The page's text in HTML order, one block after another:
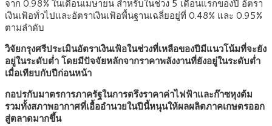
จาก 0.98% ในเดือนเมษายน สำหรับในช่วง 5 เดือนแรกของปี อัตรา
เงินเฟ้อทั่วไปและอัตราเงินเฟ้อพื้นฐานเฉลี่ยอยู่ที่ 0.48% และ 0.95%
ตามลำดับ
วิจัยกรุงศรีประเมินอัตราเงินเฟ้อในช่วงที่เหลือของปีมีแนวโน้มที่จะยัง
อยู่ในระดับต่ำ โดยมีปัจจัยหลักจากราคาพลังงานที่ยังอยู่ในระดับต่ำ
เมื่อเทียบกับปีก่อนหน้า
กอปรกับมาตรการภาครัฐในการตรึงราคาค่าไฟฟ้าและก๊าซหุงต้ม
รวมทั้งสภาพอากาศที่เอื้ออำนวยในปีนี้หนุนให้ผลผลิตภาคเกษตรออก
สู่ตลาดมากขึ้น